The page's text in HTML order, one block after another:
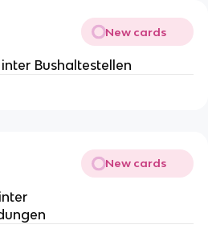
New cards
Bushaltestellen
New cards